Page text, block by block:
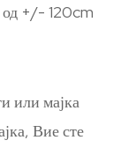
од +/- 120cm
или мајка
Вие сте